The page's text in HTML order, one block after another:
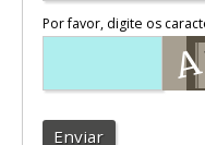
Por favor, digite os
Enviar